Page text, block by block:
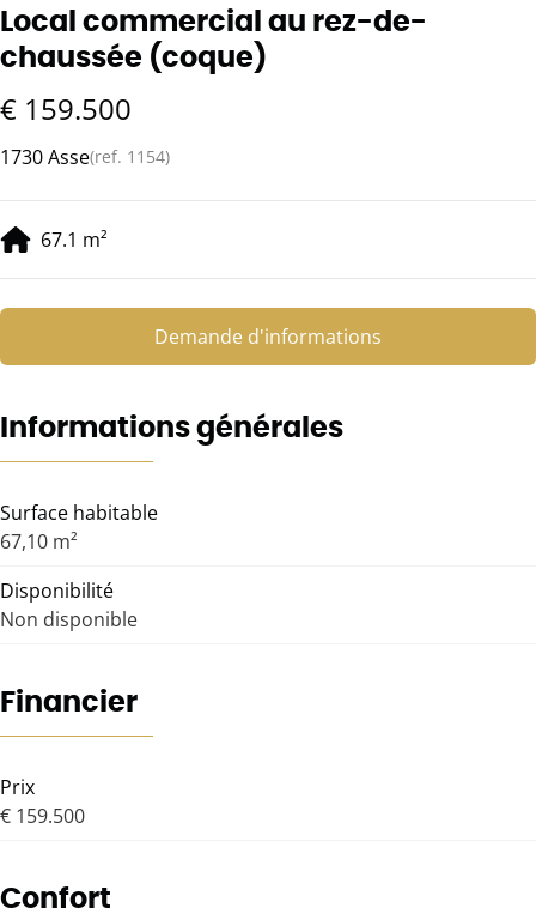
Local commercial au rez-de-
chaussée (coque)
€ 159.500
1730 Asse(ref. 1154)
67.1 m²
Demande d'informations
Informations générales
Surface habitable
67,10 m²
Disponibilité
Non disponible
Financier
Prix
€ 159.500
Confort